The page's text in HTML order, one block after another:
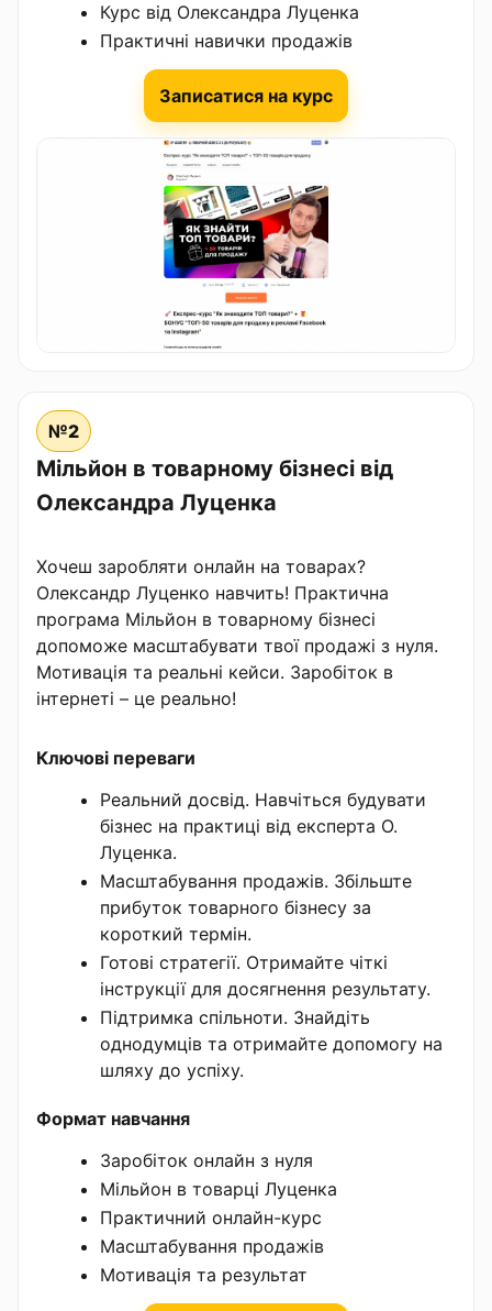
Курс від Олександра Луценка
Практичні навички продажів
Записатися на курс
№2
Мільйон в товарному бізнесі від
Олександра Луценка
Хочеш заробляти онлайн на товарах?
Олександр Луценко навчить! Практична
програма Мільйон в товарному бізнесі
допоможе масштабувати твої продажі з нуля.
Мотивація та реальні кейси. Заробіток в
інтернеті – це реально!
Ключові переваги
Реальний досвід. Навчіться будувати
бізнес на практиці від експерта О.
Луценка.
Масштабування продажів. Збільште
прибуток товарного бізнесу за
короткий термін.
Готові стратегії. Отримайте чіткі
інструкції для досягнення результату.
Підтримка спільноти. Знайдіть
однодумців та отримайте допомогу на
шляху до успіху.
Формат навчання
Заробіток онлайн з нуля
Мільйон в товарці Луценка
Практичний онлайн-курс
Масштабування продажів
Мотивація та результат